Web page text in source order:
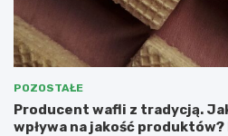
POZOSTAŁE
Producent wafli z tradycją.
wpływa na jakość produktów?